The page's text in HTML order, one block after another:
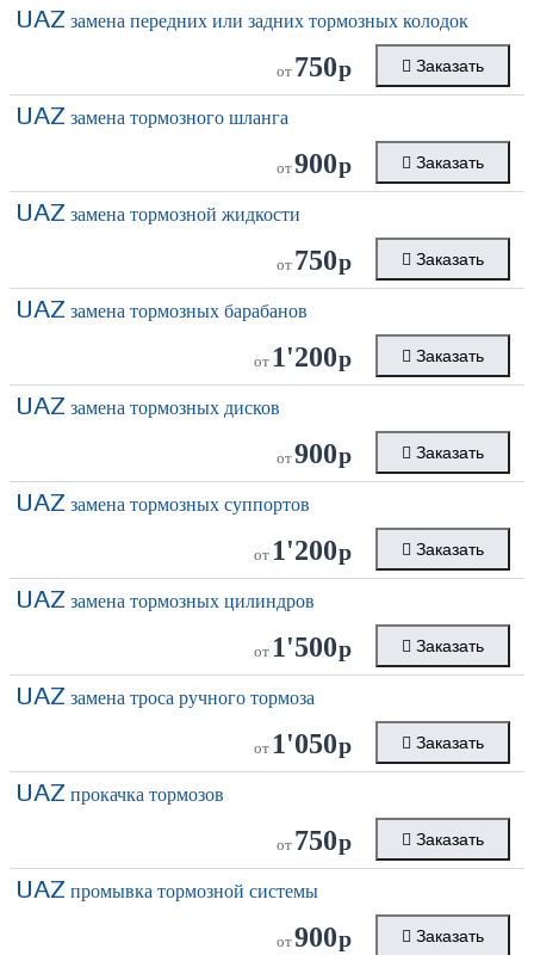
UAZ замена передних или задних тормозных колодок
от 750р Заказать
UAZ замена тормозного шланга
от900р Заказать
UAZ замена тормозной жидкости
от 750р Заказать
UAZ замена тормозных барабанов
от 1'200р Заказать
UAZ замена тормозных дисков
от900р Заказать
UAZ замена тормозных суппортов
от 1'200р Заказать
UAZ замена тормозных цилиндров
от 1'500р Заказать
UAZ замена троса ручного тормоза
от 1'050р Заказать
UAZ прокачка тормозов
от 750р Заказать
UAZ промывка тормозной системы
от900р Заказать